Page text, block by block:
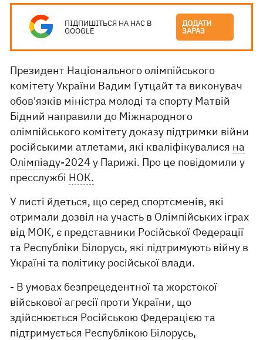
ПІДПИШІТЬСЯ НА НАС В
GOOGLE
ДОДАТИ
ЗАРАЗ
Президент Національного олімпійського
комітету України Вадим Гутцайт та виконувач
обов'язків міністра молоді та спорту Матвій
Бідний направили до Міжнародного
олімпійського комітету доказу підтримки війни
російськими атлетами, які кваліфікувалися на
Олімпіаду-2024 у Парижі. Про це повідомили у
пресслужбі НОК.
У листі йдеться, що серед спортсменів, які
отримали дозвіл на участь в Олімпійських іграх
від МОК, є представники Російської Федерації
та Республіки Білорусь, які підтримують війну в
Україні та політику російської влади.
- В умовах безпрецедентної та жорстокої
військової агресії проти України, що
здійснюється Російською Федерацією та
підтримується Республікою Білорусь,